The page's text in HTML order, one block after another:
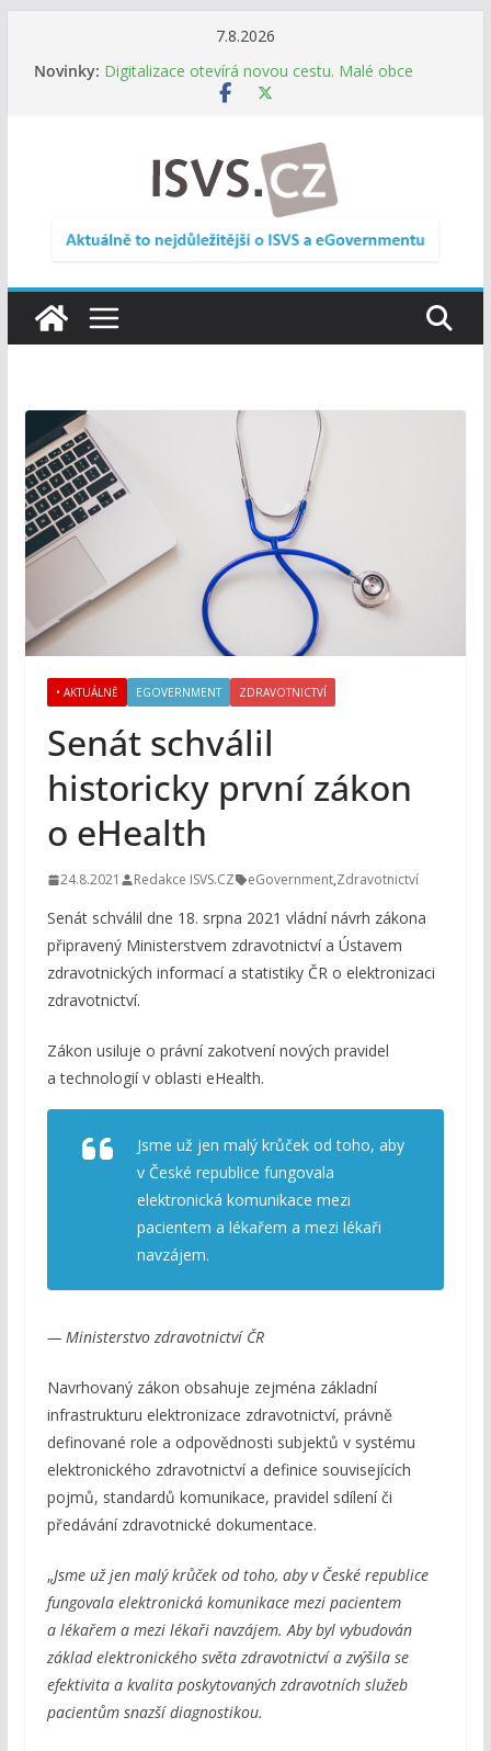
7.8.2026
Novinky: Digitalizace otevírá novou cestu. Malé obce
nemusí zanikat, mohou více spolupracovat
DIA: Informační systém dlouhodobého řízení
(ISDŘ) je od července v plném provozu
RVIS – Výbor pro architekturu a řízení ICT
zveřejnil materiály z nového jednání
Informace o obcích vždy po ruce. SMS ČR spouští
• AKTUÁLNĚ EGOVERNMENT ZDRAVOTNICTVÍ
Senát schválil
historicky první zákon
o eHealth
24.8.2021 Redakce ISVS.CZ eGovernment,Zdravotnictví
Senát schválil dne 18. srpna 2021 vládní návrh zákona
připravený Ministerstvem zdravotnictví a Ústavem
zdravotnických informací a statistiky ČR o elektronizaci
zdravotnictví.
Zákon usiluje o právní zakotvení nových pravidel
a technologií v oblasti eHealth.
Jsme už jen malý krůček od toho, aby
v České republice fungovala
elektronická komunikace mezi
pacientem a lékařem a mezi lékaři
navzájem.
— Ministerstvo zdravotnictví ČR
Navrhovaný zákon obsahuje zejména základní
infrastrukturu elektronizace zdravotnictví, právně
definované role a odpovědnosti subjektů v systému
elektronického zdravotnictví a definice souvisejících
pojmů, standardů komunikace, pravidel sdílení či
předávání zdravotnické dokumentace.
„Jsme už jen malý krůček od toho, aby v České republice
fungovala elektronická komunikace mezi pacientem
a lékařem a mezi lékaři navzájem. Aby byl vybudován
základ elektronického světa zdravotnictví a zvýšila se
efektivita a kvalita poskytovaných zdravotních služeb
pacientům snazší diagnostikou.